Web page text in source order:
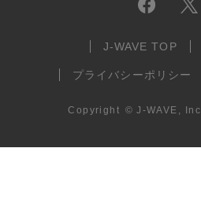
J-WAVE TOP
プライバシーポリシー
Copyright © J-WAVE, Inc.